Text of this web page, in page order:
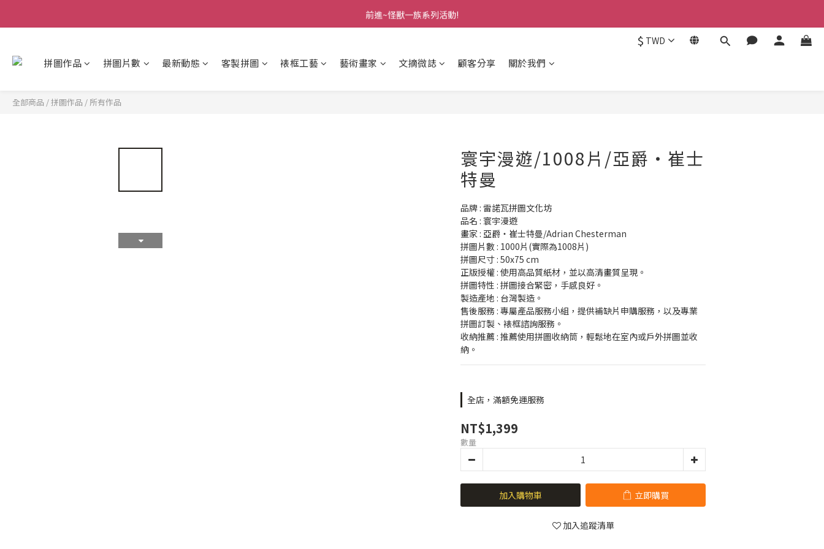
前進~怪獸一族系列活動!
前進~怪獸一族系列活動!
前進~怪獸一族系列活動!
$ TWD
拼圖作品 拼圖片數 最新動態 客製拼圖 裱框工藝 藝術畫家 文摘微誌 顧客分享 關於我們
全部商品 /拼圖作品 / 所有作品
寰宇漫遊/1008片/亞爵‧崔士
特曼
品牌 : 雷諾瓦拼圖文化坊
品名 : 寰宇漫遊
畫家 : 亞爵‧崔士特曼/Adrian Chesterman
拼圖片數 : 1000片(實際為1008片)
拼圖尺寸 : 50x75 cm
正版授權 : 使用高品質紙材，並以高清畫質呈現。
拼圖特性 : 拼圖接合緊密，手感良好。
製造產地 : 台灣製造。
售後服務 : 專屬產品服務小組，提供補缺片申購服務，以及專業
拼圖訂製、裱框諮詢服務。
收納推薦 : 推薦使用拼圖收納筒，輕鬆地在室內或戶外拼圖並收
納。
全店，滿額免運服務
NT$1,399
數量
加入購物車 立即購買
加入追蹤清單